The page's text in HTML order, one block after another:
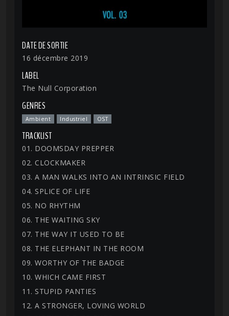
DATE DE SORTIE
16 décembre 2019
LABEL
The Null Corporation
GENRES
Ambient Industriel OST
TRACKLIST
01. DOOMSDAY PREPPER
02. CLOCKMAKER
03. A MAN WALKS INTO AN INTRINSIC FIELD
04. SPLICE OF LIFE
05. NO RHYTHM
06. THE WAITING SKY
07. THE WAY IT USED TO BE
08. THE ELEPHANT IN THE ROOM
09. WORTHY OF THE BADGE
10. WHICH CAME FIRST
11. STUPID PANTIES
12. A STRONGER, LOVING WORLD